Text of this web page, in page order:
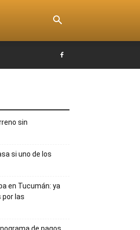
sin
si uno de los
en Tucumán: ya
por las